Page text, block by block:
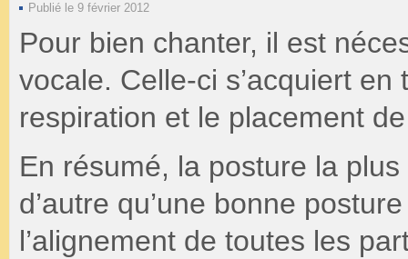
Publié le 9 février 2012
Pour bien chanter, il est
vocale. Celle-ci s’acquiert
respiration et le placement
En résumé, la posture la
d’autre qu’une bonne
l’alignement de toutes les